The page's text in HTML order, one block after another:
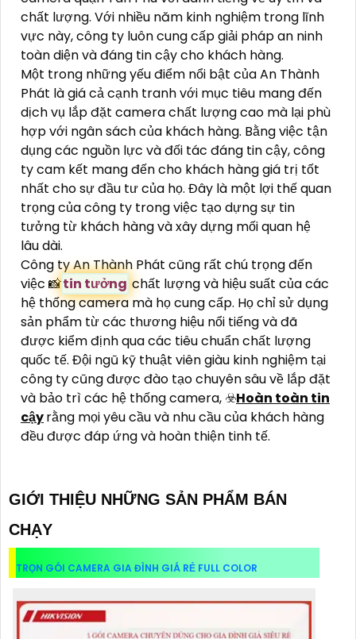
chất lượng. Với nhiều năm kinh nghiệm trong lĩnh
vực này, công ty luôn cung cấp giải pháp an ninh
toàn diện và đáng tin cậy cho khách hàng.
Một trong những yếu điểm nổi bật của An Thành
Phát là giá cả cạnh tranh với mục tiêu mang đến
dịch vụ lắp đặt camera chất lượng cao mà lại phù
hợp với ngân sách của khách hàng. Bằng việc tận
dụng các nguồn lực và đối tác đáng tin cậy, công
ty cam kết mang đến cho khách hàng giá trị tốt
nhất cho sự đầu tư của họ. Đây là một lợi thế quan
trọng của công ty trong việc tạo dựng sự tin
tưởng từ khách hàng và xây dựng mối quan hệ
lâu dài.
Công ty An Thành Phát cũng rất chú trọng đến
việc 📸tin tưởng chất lượng và hiệu suất của các
hệ thống camera mà họ cung cấp. Họ chỉ sử dụng
sản phẩm từ các thương hiệu nổi tiếng và đã
được kiểm định qua các tiêu chuẩn chất lượng
quốc tế. Đội ngũ kỹ thuật viên giàu kinh nghiệm tại
công ty cũng được đào tạo chuyên sâu về lắp đặt
và bảo trì các hệ thống camera, ☣️Hoàn toàn tin
cậyrằng mọi yêu cầu và nhu cầu của khách hàng
đều được đáp ứng và hoàn thiện tinh tế.
GIỚI THIỆU NHỮNG SẢN PHẨM BÁN
CHẠY
TRỌN GÓI CAMERA GIA ĐÌNH GIÁ RẺ FULL COLOR